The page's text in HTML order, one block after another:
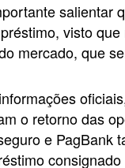
salientar
visto
mercado, que
o retorno das
e PagBank
consignado